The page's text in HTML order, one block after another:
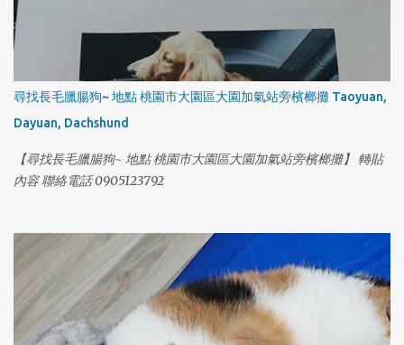
尋找長毛臘腸狗~ 地點 桃園市大園區大園加氣站旁檳榔攤 Taoyuan,
Dayuan, Dachshund
【尋找長毛臘腸狗~ 地點 桃園市大園區大園加氣站旁檳榔攤】 轉貼
內容 聯絡電話 0905123792